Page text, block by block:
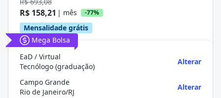
R$ 158,21 | mês -77%
Mensalidade grátis
Mega Bolsa
EaD / Virtual
Tecnólogo (graduação)
Alterar
Campo Grande
Rio de Janeiro/RJ
Alterar